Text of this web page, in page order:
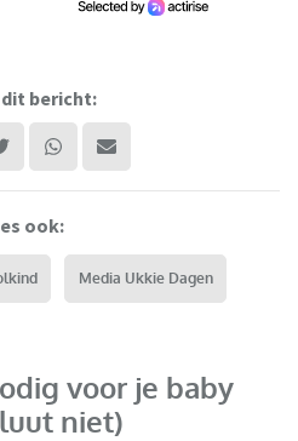
dit bericht:
ook:
Media Ukkie Dagen
voor je baby
niet)